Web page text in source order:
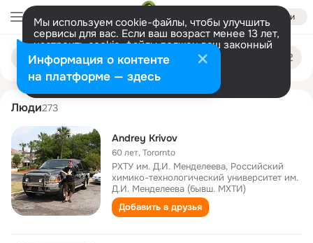
Войти
Мы используем cookie-файлы, чтобы улучшить
сервисы для вас. Если ваш возраст менее 13 лет,
настроить cookie-файлы должен ваш законный
представитель. Больше информации
Разрешить все Настроить
Поиск
людям
andrey krivov
Люди273
Andrey Krivov
60 лет,Torornto
РХТУ им. Д.И. Менделеева, Российский
химико-технологический университет им.
Д.И. Менделеева (бывш. МХТИ)
Добавить в друзья
Информация о контенте
на платформе — здесь